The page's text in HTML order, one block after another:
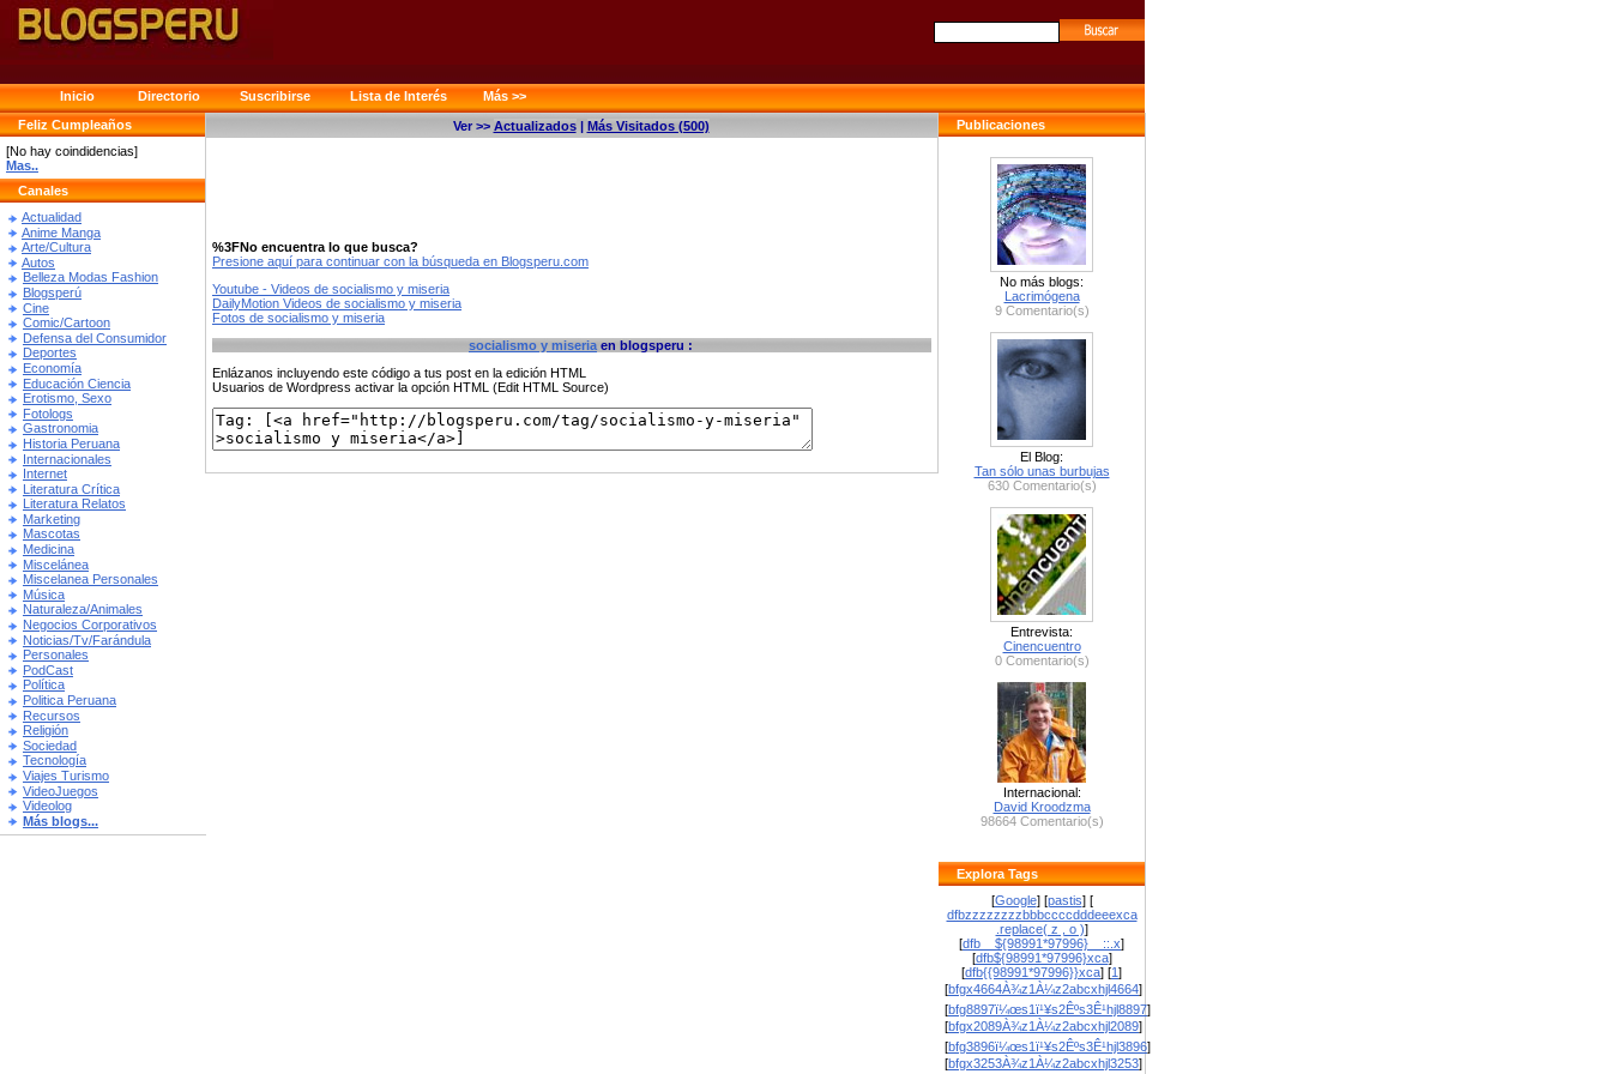
Inicio Directorio Suscribirse Lista de Interés
Más >>
Feliz Cumpleaños
[No hay coindidencias]
Mas..
Canales
Actualidad
Anime Manga
Arte/Cultura
Autos
Belleza Modas Fashion
Blogsperú
Cine
Comic/Cartoon
Defensa del Consumidor
Deportes
Economía
Educación Ciencia
Erotismo, Sexo
Fotologs
Gastronomia
Historia Peruana
Internacionales
Internet
Literatura Crítica
Literatura Relatos
Marketing
Mascotas
Medicina
Miscelánea
Miscelanea Personales
Música
Naturaleza/Animales
Negocios Corporativos
Noticias/Tv/Farándula
Personales
PodCast
Política
Politica Peruana
Recursos
Religión
Sociedad
Tecnología
Viajes Turismo
VideoJuegos
Videolog
Más blogs...
Publicaciones
No más blogs:
Lacrimógena
9 Comentario(s)
El Blog:
Tan sólo unas burbujas
630 Comentario(s)
Entrevista:
Cinencuentro
0 Comentario(s)
Internacional:
David Kroodzma
98664 Comentario(s)
Explora Tags
[Google] [pastis] [
dfbzzzzzzzzbbbccccdddeeexca
.replace( z , o )]
[dfb__${98991*97996}__::.x]
[dfb${98991*97996}xca]
[dfb{{98991*97996}}xca] [1]
[bfgx4664À¾z1À¼z2abcxhjl4664]
[bfg8897ï¼œs1ï¹¥s2Êºs3Ê¹hjl8897]
[bfgx2089À¾z1À¼z2abcxhjl2089]
[bfg3896ï¼œs1ï¹¥s2Êºs3Ê¹hjl3896]
[bfgx3253À¾z1À¼z2abcxhjl3253]
Ver >> Actualizados| Más Visitados (500)
%3FNo encuentra lo que busca?
Presione aquí para continuar con la búsqueda en Blogsperu.com
Youtube - Videos de socialismo y miseria
DailyMotion Videos de socialismo y miseria
Fotos de socialismo y miseria
socialismo y miseria en blogsperu :
Enlázanos incluyendo este código a tus post en la edición HTML
Usuarios de Wordpress activar la opción HTML (Edit HTML Source)